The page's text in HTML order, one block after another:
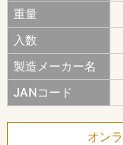
重量
入数
製造メーカー名
JANコード
オン